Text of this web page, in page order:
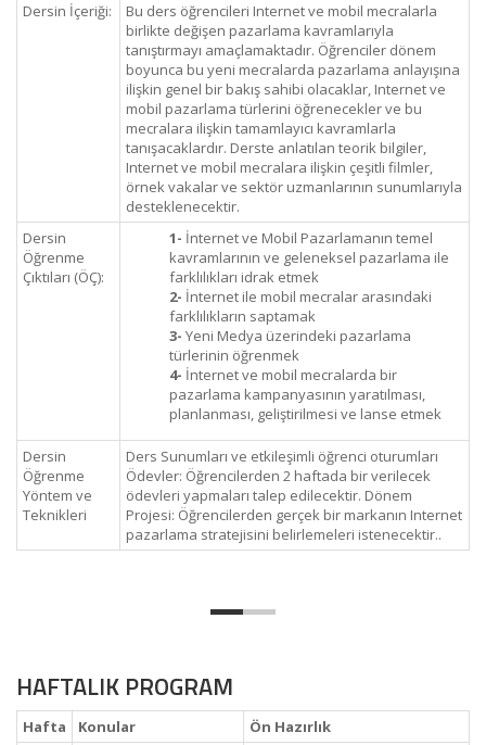
Dersin İçeriği:
Bu ders öğrencileri Internet ve mobil mecralarla
birlikte değişen pazarlama kavramlarıyla
tanıştırmayı amaçlamaktadır. Öğrenciler dönem
boyunca bu yeni mecralarda pazarlama anlayışına
ilişkin genel bir bakış sahibi olacaklar, Internet ve
mobil pazarlama türlerini öğrenecekler ve bu
mecralara ilişkin tamamlayıcı kavramlarla
tanışacaklardır. Derste anlatılan teorik bilgiler,
Internet ve mobil mecralara ilişkin çeşitli filmler,
örnek vakalar ve sektör uzmanlarının sunumlarıyla
desteklenecektir.
Dersin
Öğrenme
Çıktıları (ÖÇ):
1- İnternet ve Mobil Pazarlamanın temel
kavramlarının ve geleneksel pazarlama ile
farklılıkları idrak etmek
2- İnternet ile mobil mecralar arasındaki
farklılıkların saptamak
3- Yeni Medya üzerindeki pazarlama
türlerinin öğrenmek
4- İnternet ve mobil mecralarda bir
pazarlama kampanyasının yaratılması,
planlanması, geliştirilmesi ve lanse etmek
Dersin
Öğrenme
Yöntem ve
Teknikleri
Ders Sunumları ve etkileşimli öğrenci oturumları
Ödevler: Öğrencilerden 2 haftada bir verilecek
ödevleri yapmaları talep edilecektir. Dönem
Projesi: Öğrencilerden gerçek bir markanın Internet
pazarlama stratejisini belirlemeleri istenecektir..
HAFTALIK PROGRAM
Hafta Konular Ön Hazırlık